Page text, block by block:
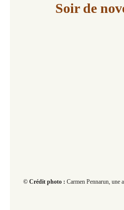
Soir de
© Crédit photo : Carmen Pennarun, une